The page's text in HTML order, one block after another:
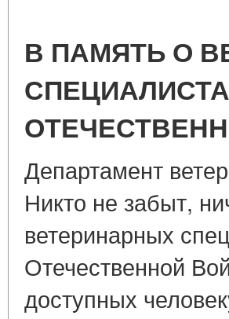
В ПАМЯТЬ О
Департамент
Никто не забыт,
ветеринарных
Отечественной
доступных